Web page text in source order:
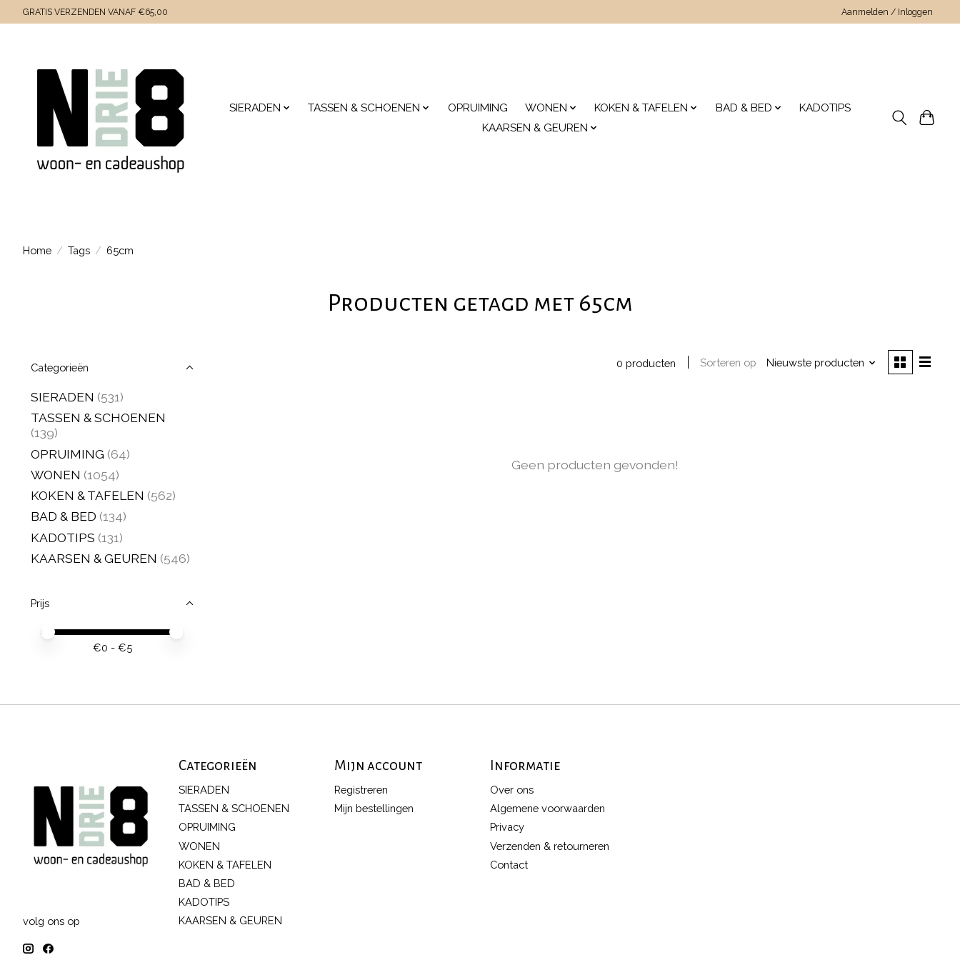
GRATIS VERZENDEN VANAF €65,00 Aanmelden / Inloggen
SIERADEN TASSEN & SCHOENEN OPRUIMING WONEN KOKEN & TAFELEN BAD & BED
KADOTIPS
KAARSEN & GEUREN
Home / Tags / 65cm
Producten getagd met 65cm
Categorieën
SIERADEN (531)
TASSEN & SCHOENEN
(139)
OPRUIMING (64)
WONEN (1054)
KOKEN & TAFELEN (562)
BAD & BED (134)
KADOTIPS (131)
KAARSEN & GEUREN (546)
Prijs
Minimale prijswaarde
Price maximum value
€0 - €5
0 producten Sorteren op Nieuwste producten
Geen producten gevonden!
volg ons op
Categorieën
SIERADEN
TASSEN & SCHOENEN
OPRUIMING
WONEN
KOKEN & TAFELEN
BAD & BED
KADOTIPS
KAARSEN & GEUREN
Mijn account
Registreren
Mijn bestellingen
Informatie
Over ons
Algemene voorwaarden
Privacy
Verzenden & retourneren
Contact